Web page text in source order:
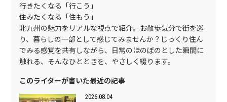
行きたくなる「行こう」
住みたくなる「住もう」
北九州の魅力をリアルな視点で紹介。お散歩気分で街を巡
り、暮らしの一部として感じてみませんか？じっくり住ん
でみる感覚を共有しながら、日常のほのぼのとした瞬間に
触れる、そんなひとときを、やさしく綴ります。
このライターが書いた最近の記事
2026.08.04